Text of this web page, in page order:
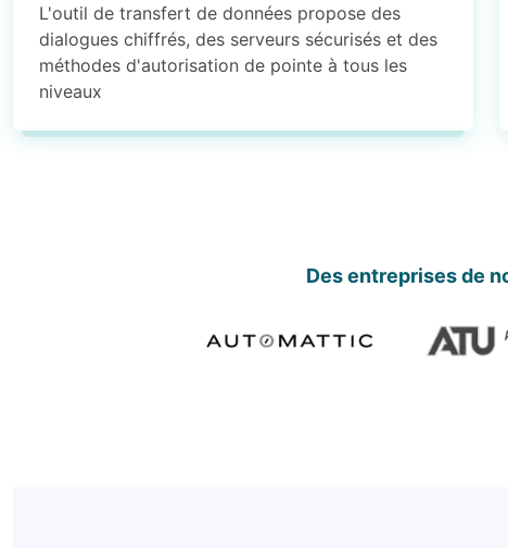
L'outil de transfert de données propose des
dialogues chiffrés, des serveurs sécurisés et des
méthodes d'autorisation de pointe à tous les
niveaux
Des entreprises de